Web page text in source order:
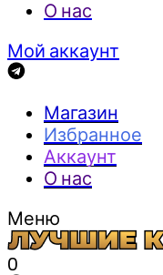
О нас
Мой аккаунт
Магазин
Избранное
Аккаунт
О нас
Меню
0